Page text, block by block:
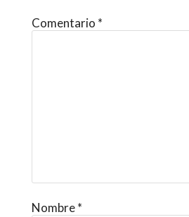
Comentario *
Nombre*